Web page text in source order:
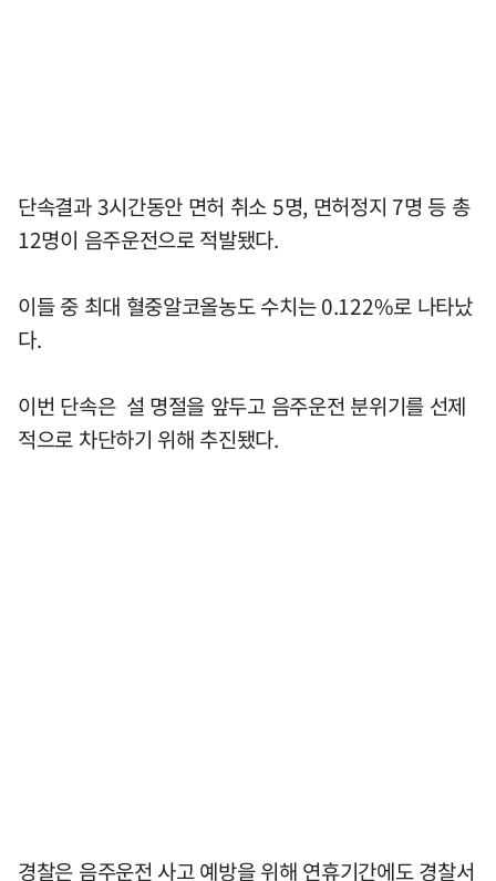
단속결과 3시간동안 면허 취소 5명, 면허정지 7명 등 총
12명이 음주운전으로 적발됐다.
이들 중 최대 혈중알코올농도 수치는 0.122%로 나타났
다.
이번 단속은 설 명절을 앞두고 음주운전 분위기를 선제
적으로 차단하기 위해 추진됐다.
경찰은 음주운전 사고 예방을 위해 연휴기간에도 경찰서